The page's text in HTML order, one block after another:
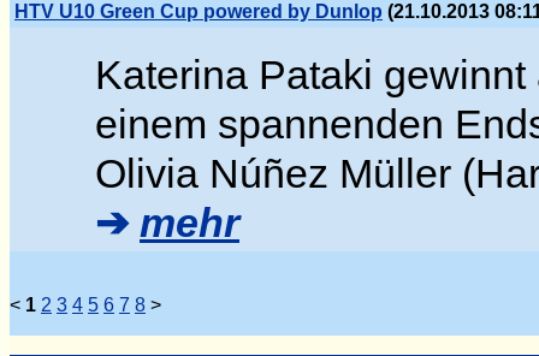
HTV U10 Green Cup powered by Dunlop (21.10.2013
Katerina Pataki
einem spannenden
Olivia Núñez Müller
➔ mehr
< 1 2 3 4 5 6 7 8 >